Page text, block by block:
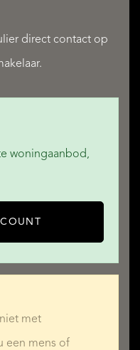
direct contact op
woningaanbod,
met
een mens of